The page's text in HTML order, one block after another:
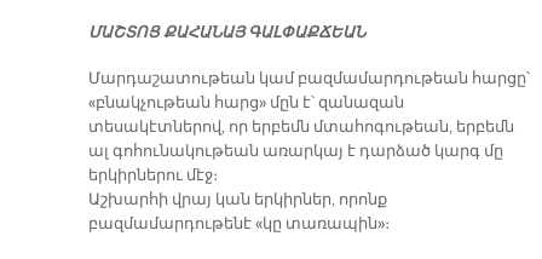
ՄԱՇ­ՏՈՑ ՔԱ­ՀԱ­ՆԱՅ ԳԱԼ­ՓԱՔ­ՃԵԱՆ
Մարդաշատութեան կամ բազմամարդութեան հարցը՝
«բնակչութեան հարց» մըն է՝ զանազան
տեսակէտներով, որ երբեմն մտահոգութեան, երբեմն
ալ գոհունակութեան առարկայ է դարձած կարգ մը
երկիրներու մէջ։
Աշխարհի վրայ կան երկիրներ, որոնք
բազմամարդութենէ «կը տառապին»։